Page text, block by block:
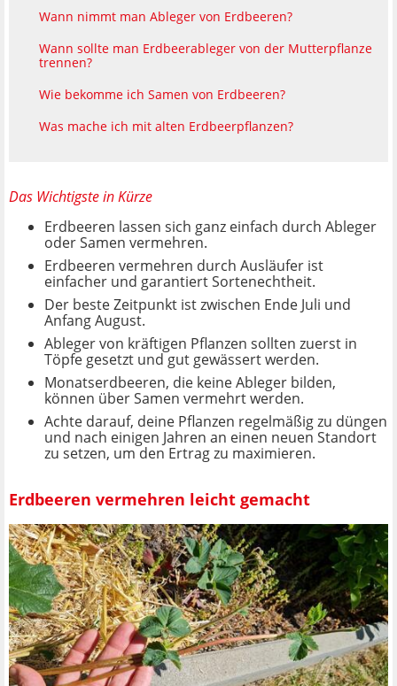
Wann nimmt man Ableger von Erdbeeren?
Wann sollte man Erdbeerableger von der Mutterpflanze
trennen?
Wie bekomme ich Samen von Erdbeeren?
Was mache ich mit alten Erdbeerpflanzen?
Das Wichtigste in Kürze
Erdbeeren lassen sich ganz einfach durch Ableger
oder Samen vermehren.
Erdbeeren vermehren durch Ausläufer ist
einfacher und garantiert Sortenechtheit.
Der beste Zeitpunkt ist zwischen Ende Juli und
Anfang August.
Ableger von kräftigen Pflanzen sollten zuerst in
Töpfe gesetzt und gut gewässert werden.
Monatserdbeeren, die keine Ableger bilden,
können über Samen vermehrt werden.
Achte darauf, deine Pflanzen regelmäßig zu düngen
und nach einigen Jahren an einen neuen Standort
zu setzen, um den Ertrag zu maximieren.
Erdbeeren vermehren leicht gemacht